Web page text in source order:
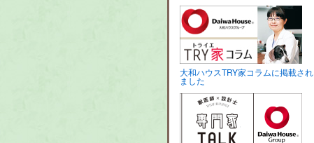
大和ハウスTRY家コラムに掲載され
ました